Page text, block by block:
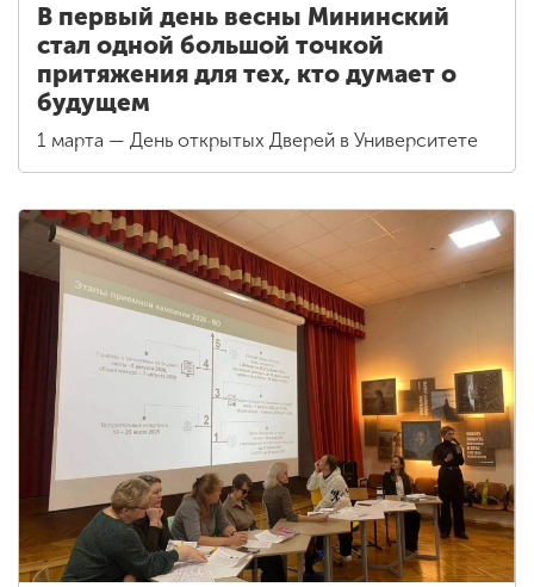
В первый день весны Мининский
стал одной большой точкой
притяжения для тех, кто думает о
будущем
1 марта — День открытых Дверей в Университете